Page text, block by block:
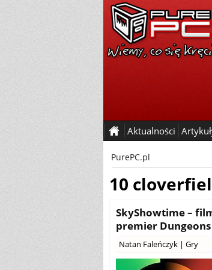
Aktualności
PurePC.pl
10
SkyShowtime –
premier
Natan Faleńczyk | Gry